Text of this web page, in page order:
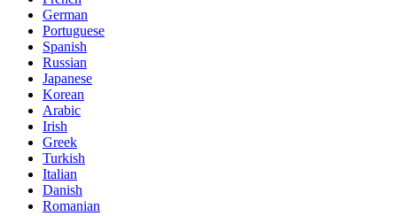
German
Portuguese
Spanish
Russian
Japanese
Korean
Arabic
Irish
Greek
Turkish
Italian
Danish
Romanian